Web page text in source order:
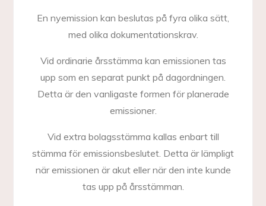
En nyemission kan beslutas på fyra olika sätt,
med olika dokumentationskrav.
Vid ordinarie årsstämma kan emissionen tas
upp som en separat punkt på dagordningen.
Detta är den vanligaste formen för planerade
emissioner.
Vid extra bolagsstämma kallas enbart till
stämma för emissionsbeslutet. Detta är lämpligt
när emissionen är akut eller när den inte kunde
tas upp på årsstämman.